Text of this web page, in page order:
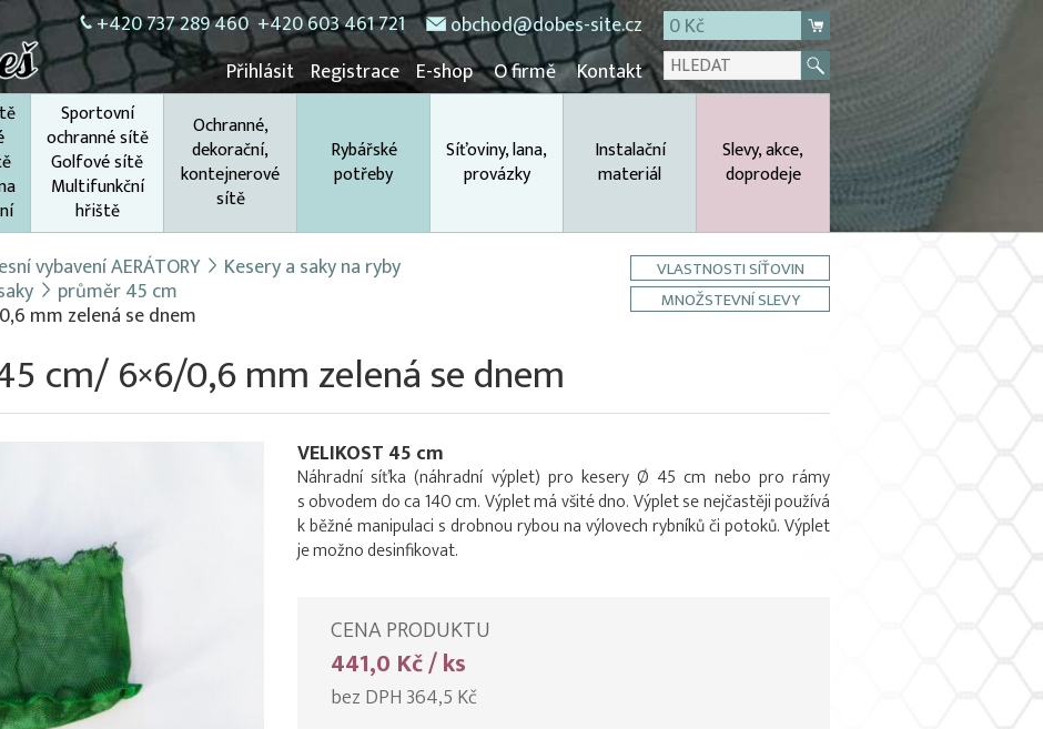
+420 737 289 460 +420 603 461 721 obchod@dobes-site.cz
0 Kč
Přihlásit Registrace E-shop O firmě Kontakt
Sportovní
ochranné sítě
Golfové sítě
Multifunkční
hřiště
Ochranné,
dekorační,
kontejnerové
sítě
Rybářské
potřeby
Síťoviny, lana,
provázky
Instalační
materiál
Slevy, akce,
doprodeje
vybavení AERÁTORY Kesery a saky na ryby
průměr 45 cm
mm zelená se dnem
VLASTNOSTI SÍŤOVIN
MNOŽSTEVNÍ SLEVY
cm/ 6×6/0,6 mm zelená se dnem
VELIKOST 45 cm
Náhradní síťka (náhradní výplet) pro kesery Ø 45 cm nebo pro rámy
s obvodem do ca 140 cm. Výplet má všité dno. Výplet se nejčastěji používá
k běžné manipulaci s drobnou rybou na výlovech rybníků či potoků. Výplet
je možno desinfikovat.
CENA PRODUKTU
441,0 Kč / ks
bez DPH 364,5 Kč